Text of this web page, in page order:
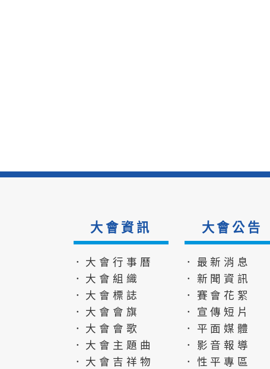
大會資訊
．大會行事曆
．大會組織
．大會標誌
．大會會旗
．大會會歌
．大會主題曲
．大會吉祥物
大會公告
．最新消息
．新聞資訊
．賽會花絮
．宣傳短片
．平面媒體
．影音報導
．性平專區